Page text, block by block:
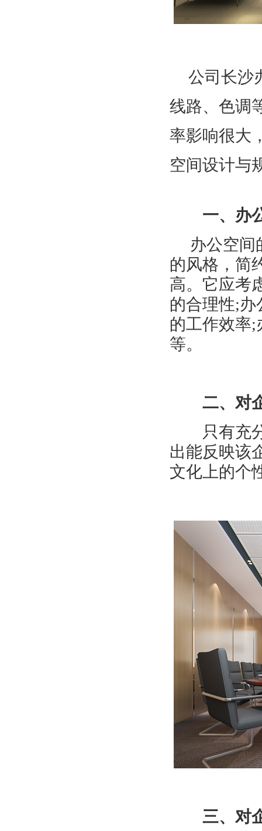
公司长沙
线路、色调
率影响很大
空间设计与
一、办
办公空间
的风格，简
高。它应考
的合理性;办
的工作效率;
等。
二、对
只有充分
出能反映该
文化上的个
三、对